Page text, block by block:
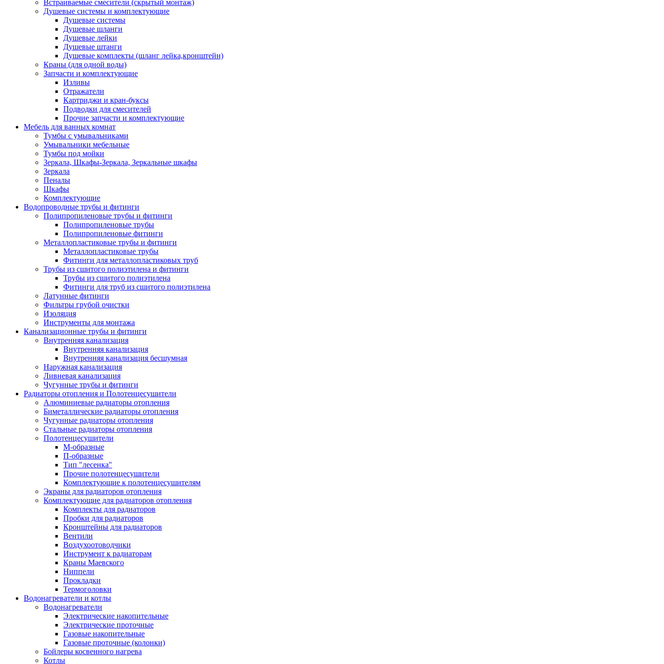
Встраиваемые смесители (скрытый монтаж)
Душевые системы и комплектующие
Душевые системы
Душевые шланги
Душевые лейки
Душевые штанги
Душевые комплекты (шланг лейка,кронштейн)
Краны (для одной воды)
Запчасти и комплектующие
Изливы
Отражатели
Картриджи и кран-буксы
Подводки для смесителей
Прочие запчасти и комплектующие
Мебель для ванных комнат
Тумбы с умывальниками
Умывальники мебельные
Тумбы под мойки
Зеркала, Шкафы-Зеркала, Зеркальные шкафы
Зеркала
Пеналы
Шкафы
Комплектующие
Водопроводные трубы и фитинги
Полипропиленовые трубы и фитинги
Полипропиленовые трубы
Полипропиленовые фитинги
Металлопластиковые трубы и фитинги
Металлопластиковые трубы
Фитинги для металлопластиковых труб
Трубы из сшитого полиэтилена и фитинги
Трубы из сшитого полиэтилена
Фитинги для труб из сшитого полиэтилена
Латунные фитинги
Фильтры грубой очистки
Изоляция
Инструменты для монтажа
Канализационные трубы и фитинги
Внутренняя канализация
Внутренняя канализация
Внутренняя канализация бесшумная
Наружная канализация
Ливневая канализация
Чугунные трубы и фитинги
Радиаторы отопления и Полотенцесушители
Алюминиевые радиаторы отопления
Биметаллические радиаторы отопления
Чугунные радиаторы отопления
Стальные радиаторы отопления
Полотенцесушители
М-образные
П-образные
Тип "лесенка"
Прочие полотенцесушители
Комплектующие к полотенцесушителям
Экраны для радиаторов отопления
Комплектующие для радиаторов отопления
Комплекты для радиаторов
Пробки для радиаторов
Кронштейны для радиаторов
Вентили
Воздухоотоводчики
Инструмент к радиаторам
Краны Маевского
Ниппели
Прокладки
Термоголовки
Водонагреватели и котлы
Водонагреватели
Электрические накопительные
Электрические проточные
Газовые накопительные
Газовые проточные (колонки)
Бойлеры косвенного нагрева
Котлы